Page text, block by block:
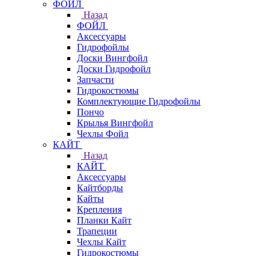
ФОЙЛ
Назад
ФОЙЛ
Аксессуары
Гидрофойлы
Доски Вингфойл
Доски Гидрофойл
Запчасти
Гидрокостюмы
Комплектующие Гидрофойлы
Пончо
Крылья Вингфойл
Чехлы Фойл
КАЙТ
Назад
КАЙТ
Аксессуары
Кайтборды
Кайты
Крепления
Планки Кайт
Трапеции
Чехлы Кайт
Гидрокостюмы